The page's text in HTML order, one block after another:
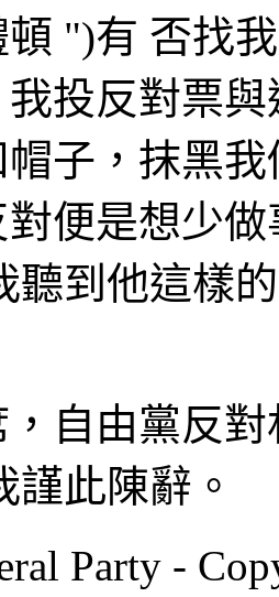
頓 ")有 否找
投反對票
子，抹黑
便是想少
聽到他這樣
自由黨反
謹此陳辭。
Party -